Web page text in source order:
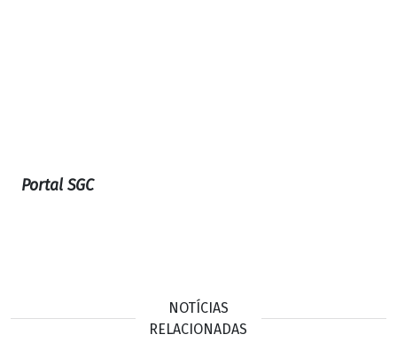
Portal SGC
NOTÍCIAS
RELACIONADAS